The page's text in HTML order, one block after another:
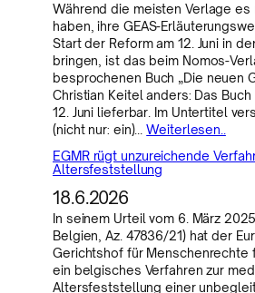
Während die meisten Verlage
haben, ihre GEAS-
Start der Reform am 12. Juni in
bringen, ist das beim Nomos-
besprochenen Buch „Die neuen
Christian Keitel anders: Das
12. Juni lieferbar. Im Untertitel
(nicht nur: ein)…Weiterlesen..
EGMR rügt unzureichende
Altersfeststellung
18.6.2026
In seinem Urteil vom 6. März
Belgien, Az. 47836/21) hat der
Gerichtshof für
ein belgisches Verfahren zur
Altersfeststellung einer